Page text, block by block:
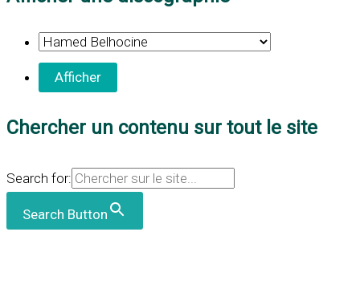
Chercher un contenu sur tout le site
Search for:
Search Button